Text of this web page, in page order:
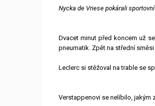
Nycka de Vriese pokárali
Dvacet minut před koncem už
pneumatik. Zpět na střední
Leclerc si stěžoval na trable se
Verstappenovi se nelíbilo, jakým